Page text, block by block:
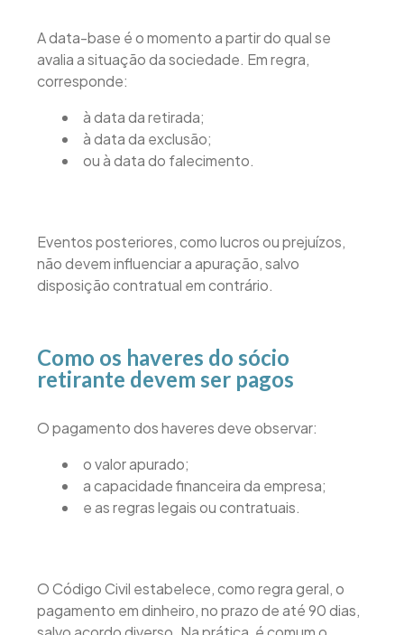
A data-base é o momento a partir do qual se
avalia a situação da sociedade. Em regra,
corresponde:
à data da retirada;
à data da exclusão;
ou à data do falecimento.
Eventos posteriores, como lucros ou prejuízos,
não devem influenciar a apuração, salvo
disposição contratual em contrário.
Como os haveres do sócio
retirante devem ser pagos
O pagamento dos haveres deve observar:
o valor apurado;
a capacidade financeira da empresa;
e as regras legais ou contratuais.
O Código Civil estabelece, como regra geral, o
pagamento em dinheiro, no prazo de até 90 dias,